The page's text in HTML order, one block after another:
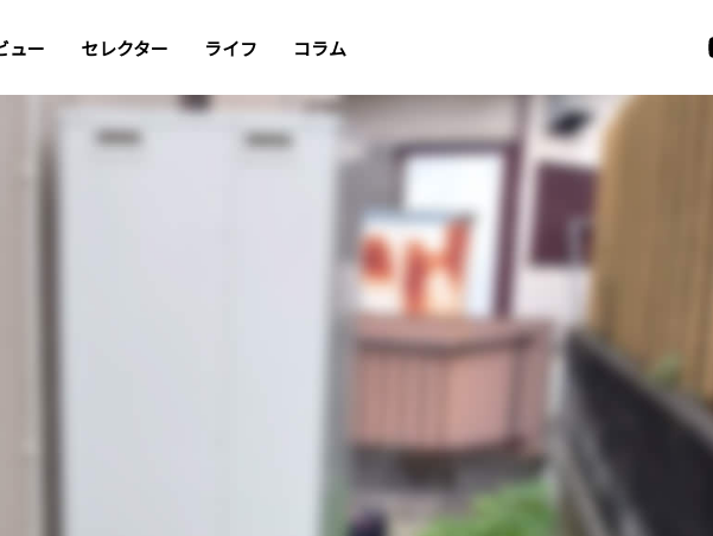
ュー セレクター ライフ コラム